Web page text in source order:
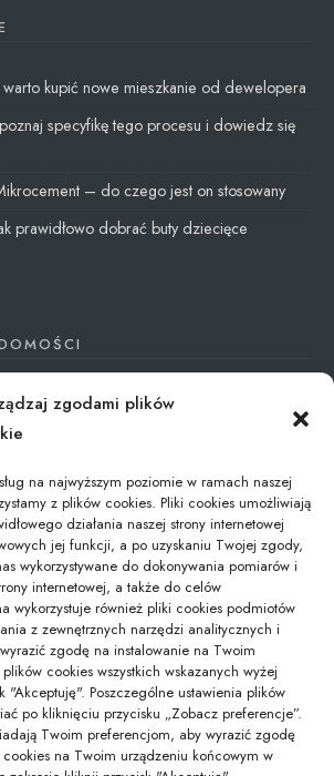
zgodami plików
na najwyższym poziomie w ramach naszej
z plików cookies. Pliki cookies umożliwiają
działania naszej strony internetowej
jej funkcji, a po uzyskaniu Twojej zgody,
wykorzystywane do dokonywania pomiarów i
internetowej, a także do celów
wykorzystuje również pliki cookies podmiotów
z zewnętrznych narzędzi analitycznych i
zgodę na instalowanie na Twoim
cookies wszystkich wskazanych wyżej
"Akceptuję". Poszczególne ustawienia plików
po kliknięciu przycisku „Zobacz preferencje”.
Twoim preferencjom, aby wyrazić zgodę
na Twoim urządzeniu końcowym w
kupić nowe mieszkanie od dewelopera
specyfikę tego procesu i dowiedz się
– do czego jest on stosowany
prawidłowo dobrać buty dziecięce
in Poland: What You Need
odpadu dla świetlówek – aktualna…
bagaż podczas zwiedzania
–…